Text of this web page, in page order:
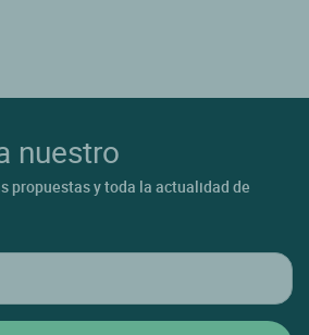
nuestro
propuestas y toda la actualidad de